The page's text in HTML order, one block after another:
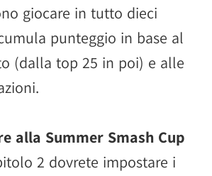
giocare in tutto dieci
punteggio in base al
(dalla top 25 in poi) e alle
alla Summer Smash Cup
2 dovrete impostare i